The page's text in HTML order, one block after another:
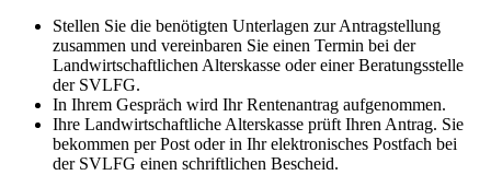
Stellen Sie die benötigten Unterlagen zur Antragstellung
zusammen und vereinbaren Sie einen Termin bei der
Landwirtschaftlichen Alterskasse oder einer Beratungsstelle
der SVLFG.
In Ihrem Gespräch wird Ihr Rentenantrag aufgenommen.
Ihre Landwirtschaftliche Alterskasse prüft Ihren Antrag. Sie
bekommen per Post oder in Ihr elektronisches Postfach bei
der SVLFG einen schriftlichen Bescheid.